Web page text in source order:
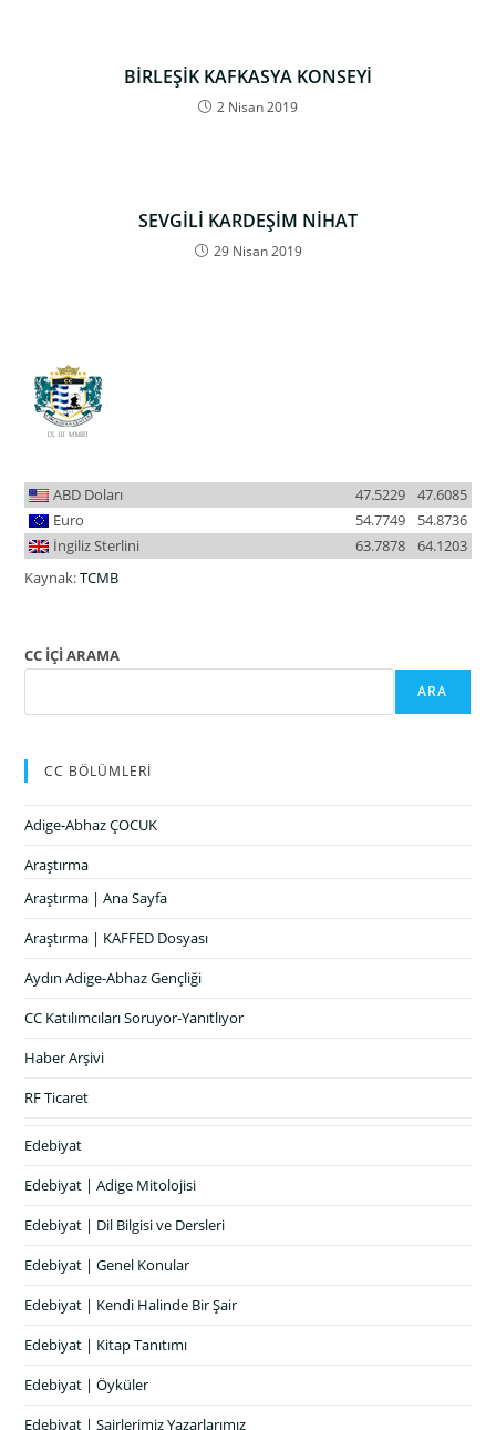
BİRLEŞİK KAFKASYA KONSEYİ
2 Nisan 2019
SEVGİLİ KARDEŞİM NİHAT
29 Nisan 2019
ABD Doları 47.6085
47.5229
Euro
54.8736
54.7749
İngiliz Sterlini
64.1203
63.7878
Kaynak:TCMB
CC İÇİ ARAMA
ARA
CC BÖLÜMLERİ
Adige-Abhaz ÇOCUK
Araştırma
Araştırma | Ana Sayfa
Araştırma | KAFFED Dosyası
Aydın Adige-Abhaz Gençliği
CC Katılımcıları Soruyor-Yanıtlıyor
Haber Arşivi
RF Ticaret
Edebiyat
Edebiyat | Adige Mitolojisi
Edebiyat | Dil Bilgisi ve Dersleri
Edebiyat | Genel Konular
Edebiyat | Kendi Halinde Bir Şair
Edebiyat | Kitap Tanıtımı
Edebiyat | Öyküler
Edebiyat | Şairlerimiz Yazarlarımız